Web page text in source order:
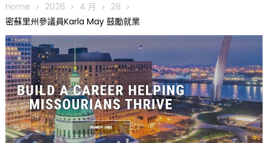
圣路易龙舟俱乐部5月16日龙舟体验日 邀请各界亲身体验划行乐
趣 + 水上竞速魅力
三十二载跨越时空的相逢
执掌密苏里植物园近四十年 致力推动全球植物多样性研究与中美
合作 Peter Raven 博士逝世 享年89岁
一晃三十年，初夏又相逢。中华日，等你来赴约 —— 密苏里植物
园“中华日三十周年特别报道（五）
筝声与琴韵交汇：刘励(Li Statler)与钢琴家Darek演绎一场古筝
与钢琴的精彩对话
Home 2026 4 月
28
密蘇里州參議員Karla May 鼓勵就業